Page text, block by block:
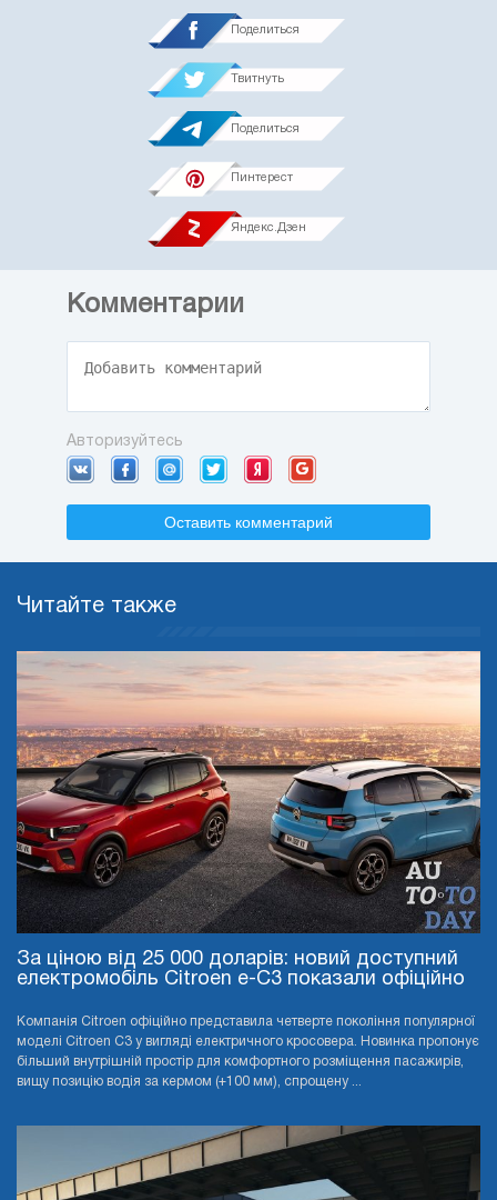
Поделиться
Твитнуть
Поделиться
Пинтерест
Яндекс.Дзен
Комментарии
Авторизуйтесь
Оставить комментарий
Читайте также
За ціною від 25 000 доларів: новий доступний
електромобіль Citroen e-C3 показали офіційно
Компанія Citroen офіційно представила четверте покоління популярної
моделі Citroen C3 у вигляді електричного кросовера. Новинка пропонує
більший внутрішній простір для комфортного розміщення пасажирів,
вищу позицію водія за кермом (+100 мм), спрощену ...